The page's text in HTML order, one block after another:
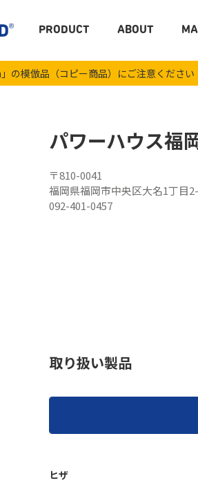
の模倣品（コピー商品）にご注意ください
PRODUCT ABOUT
パワーハウス福
〒810-0041
福岡県福岡市中央区大名1丁目
092-401-0457
取り扱い製品
ヒザ